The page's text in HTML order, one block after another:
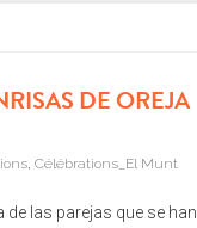
DE OREJA
, Célébrations_El Munt
las parejas que se han